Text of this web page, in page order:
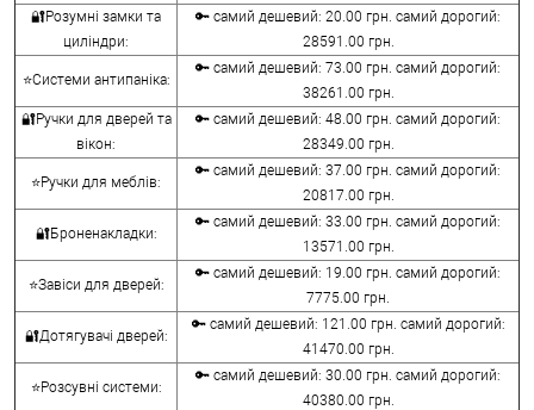
🔐Розумні замки та
циліндри:
🔑 самий дешевий: 20.00 грн. самий дорогий:
28591.00 грн.
⭐Системи антипаніка:
🔑 самий дешевий: 73.00 грн. самий дорогий:
38261.00 грн.
🔐Ручки для дверей та
вікон:
🔑 самий дешевий: 48.00 грн. самий дорогий:
28349.00 грн.
⭐Ручки для меблів:
🔑 самий дешевий: 37.00 грн. самий дорогий:
20817.00 грн.
🔐Броненакладки:
🔑 самий дешевий: 33.00 грн. самий дорогий:
13571.00 грн.
⭐Завіси для дверей:
🔑 самий дешевий: 19.00 грн. самий дорогий:
7775.00 грн.
🔐Дотягувачі дверей:
🔑 самий дешевий: 121.00 грн. самий дорогий:
41470.00 грн.
⭐Розсувні системи:
🔑 самий дешевий: 30.00 грн. самий дорогий:
40380.00 грн.